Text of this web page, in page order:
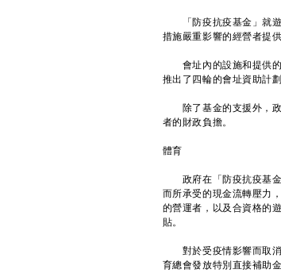
「防疫抗疫基金」就遊
措施嚴重影響的經營者提
會址內的設施和提供的
推出了四輪的會址資助計
除了基金的支援外，政
者的財政負擔。
體育
政府在「防疫抗疫基金
而所承受的現金流轉壓力
的營運者，以及合資格的
貼。
對於受疫情影響而取消
育總會發放特別直接補助金